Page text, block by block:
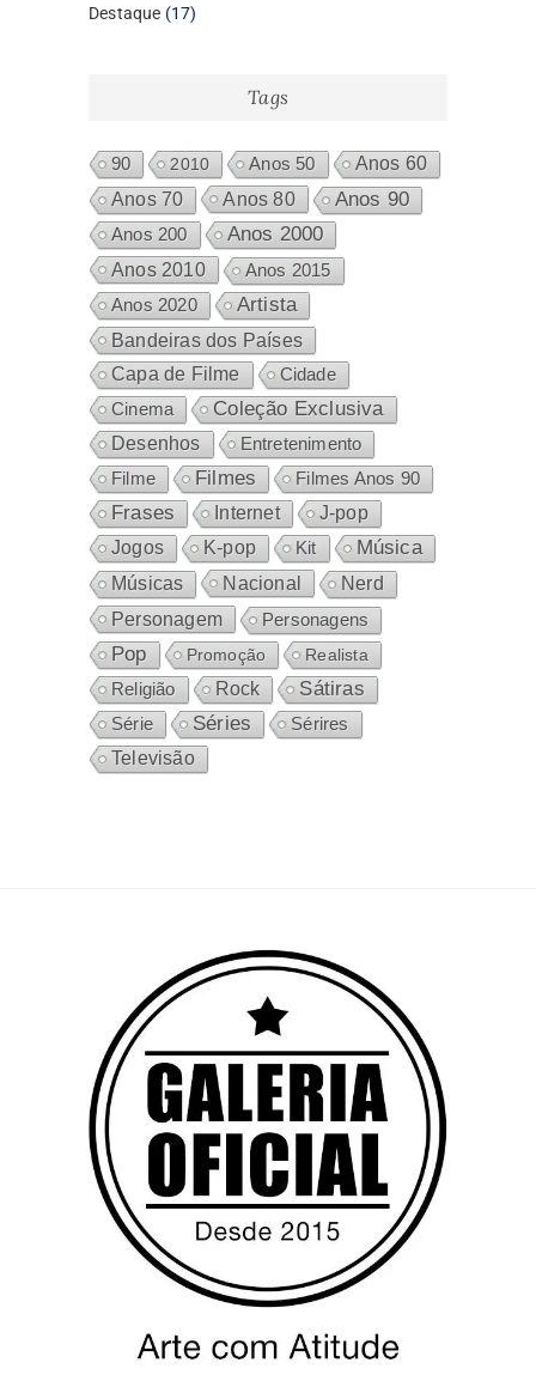
produtos
Destaque 1717
Tags
90 2010 Anos 50
Anos 60
Anos 70
Anos 80 Anos 90
Anos 200 Anos 2000
Anos 2010 Anos 2015
Anos 2020 Artista
Bandeiras dos Países
Capa de Filme
Cidade
Cinema
Coleção Exclusiva
Desenhos
Entretenimento
Filme
Filmes Filmes Anos 90
Frases Internet
J-pop
Jogos
K-pop Kit Música
Músicas Nacional Nerd
Personagem Personagens
Pop Promoção
Realista
Religião
Rock Sátiras
Série Séries
Sérires
Televisão